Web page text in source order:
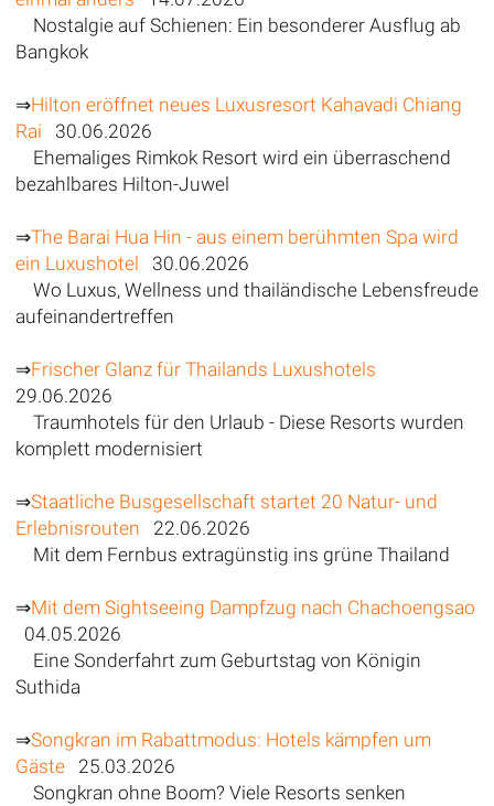
Nostalgie auf Schienen: Ein besonderer Ausflug ab
Bangkok
⇒Hilton eröffnet neues Luxusresort Kahavadi Chiang
Rai 30.06.2026
Ehemaliges Rimkok Resort wird ein überraschend
bezahlbares Hilton-Juwel
⇒The Barai Hua Hin - aus einem berühmten Spa wird
ein Luxushotel 30.06.2026
Wo Luxus, Wellness und thailändische Lebensfreude
aufeinandertreffen
⇒Frischer Glanz für Thailands Luxushotels
29.06.2026
Traumhotels für den Urlaub - Diese Resorts wurden
komplett modernisiert
⇒Staatliche Busgesellschaft startet 20 Natur- und
Erlebnisrouten 22.06.2026
Mit dem Fernbus extragünstig ins grüne Thailand
⇒Mit dem Sightseeing Dampfzug nach Chachoengsao
04.05.2026
Eine Sonderfahrt zum Geburtstag von Königin
Suthida
⇒Songkran im Rabattmodus: Hotels kämpfen um
Gäste25.03.2026
Songkran ohne Boom? Viele Resorts senken